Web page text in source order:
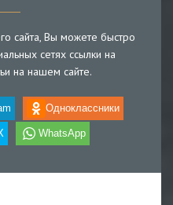
сайта, Вы можете быстро
сетях ссылки на
на нашем сайте.
Одноклассники
WhatsApp